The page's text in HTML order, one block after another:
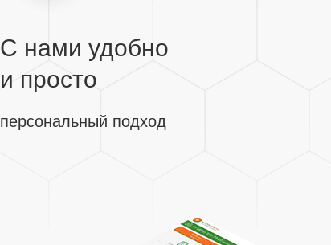
С нами удобно
и просто
персональный подход